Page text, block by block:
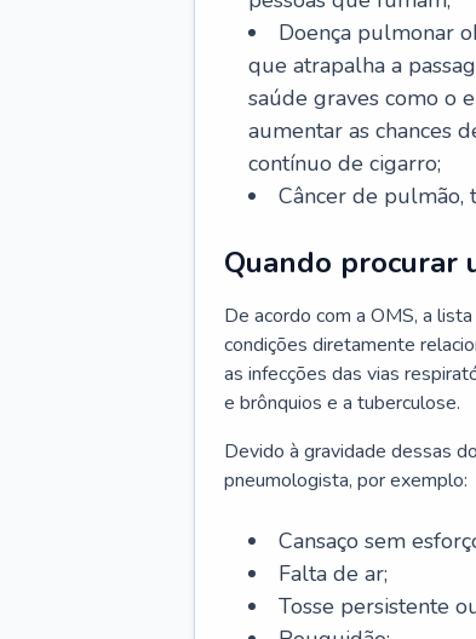
Doença pulmonar
que atrapalha a
saúde graves como o
aumentar as chances
contínuo de cigarro;
Câncer de pulmão,
Quando procurar
De acordo com a OMS, a
condições diretamente
as infecções das vias
e brônquios e a tuberculose.
Devido à gravidade dessas
pneumologista, por exemplo:
Cansaço sem
Falta de ar;
Tosse persistente